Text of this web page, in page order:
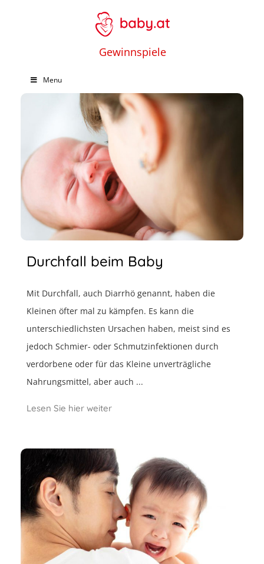
Gewinnspiele
Menu
Durchfall beim Baby
Mit Durchfall, auch Diarrhö genannt, haben die
Kleinen öfter mal zu kämpfen. Es kann die
unterschiedlichsten Ursachen haben, meist sind es
jedoch Schmier- oder Schmutzinfektionen durch
verdorbene oder für das Kleine unverträgliche
Nahrungsmittel, aber auch ...
Lesen Sie hier weiter